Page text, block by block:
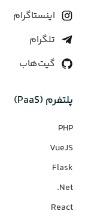
اینستاگرام
تلگرام
گیت‌هاب
پلتفرم (PaaS)
PHP
VueJS
Flask
Net.
React